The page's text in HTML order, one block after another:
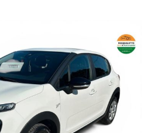
AUTO - E VEDI DOVE
NUOVO E CON BASSI COSTI DI
GIUSTA CHE FA PER TE….
TAGLIANDI ANNUALI